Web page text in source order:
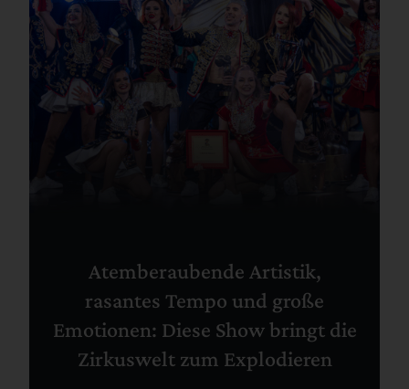
Atemberaubende Artistik,
rasantes Tempo und große
Emotionen: Diese Show bringt die
Zirkuswelt zum Explodieren